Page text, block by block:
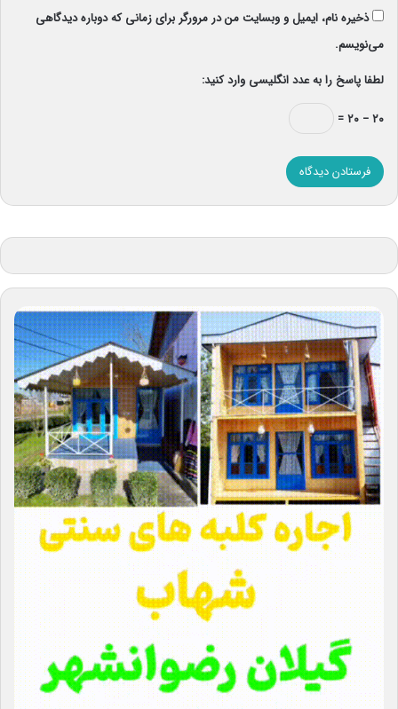
ذخیره نام، ایمیل و وبسایت من در مرورگر برای زمانی که دوباره دیدگاهی
می‌نویسم.
لطفا پاسخ را به عدد انگلیسی وارد کنید:
۲۰ − ۲۰ =